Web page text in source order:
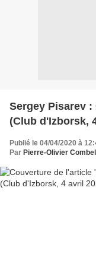
Sergey Pisarev
(Club d'Izborsk,
Publié le 04/04/2020 à
Par Pierre-Olivier